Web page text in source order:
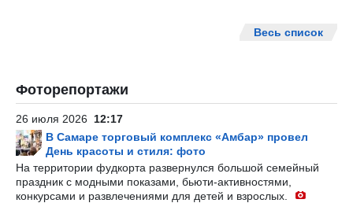
Весь список
Фоторепортажи
26 июля 2026 12:17
В Самаре торговый комплекс «Амбар» провел
День красоты и стиля: фото
На территории фудкорта развернулся большой семейный
праздник с модными показами, бьюти-активностями,
конкурсами и развлечениями для детей и взрослых.